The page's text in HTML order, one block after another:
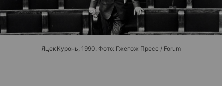
Яцек Куронь, 1990. Фото: Гжегож Пресс / Forum